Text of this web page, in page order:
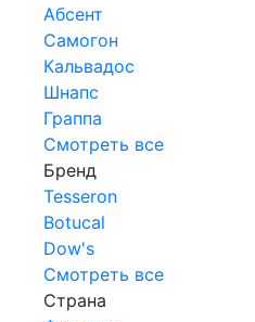
Абсент
Самогон
Кальвадос
Шнапс
Граппа
Смотреть все
Бренд
Tesseron
Botucal
Dow's
Смотреть все
Страна